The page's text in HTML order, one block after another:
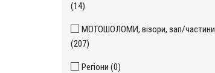
(14)
МОТОШОЛОМИ, візори, зап/частини
(207)
Регіони (0)